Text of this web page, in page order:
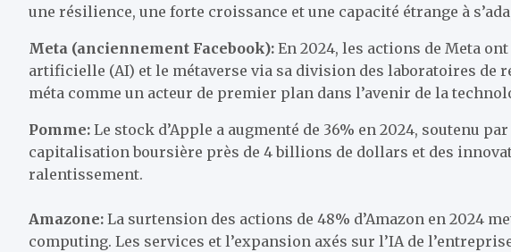
une résilience, une forte croissance et une capacité étrange à
Meta (anciennement Facebook): En 2024, les actions de Meta
artificielle (AI) et le métaverse via sa division des laboratoires
méta comme un acteur de premier plan dans l’avenir de la
Pomme: Le stock d’Apple a augmenté de 36% en 2024, soutenu
capitalisation boursière près de 4 billions de dollars et des
ralentissement.
Amazone: La surtension des actions de 48% d’Amazon en 2024
computing. Les services et l’expansion axés sur l’IA de